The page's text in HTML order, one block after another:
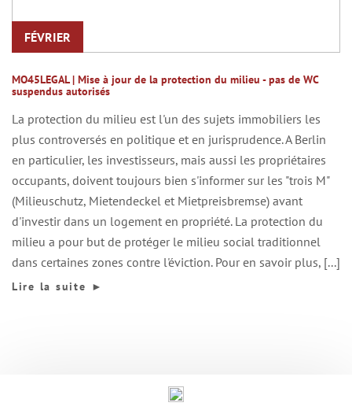
FÉVRIER
MO45LEGAL | Mise à jour de la protection du milieu - pas de WC
suspendus autorisés
La protection du milieu est l'un des sujets immobiliers les
plus controversés en politique et en jurisprudence. A Berlin
en particulier, les investisseurs, mais aussi les propriétaires
occupants, doivent toujours bien s'informer sur les "trois M"
(Milieuschutz, Mietendeckel et Mietpreisbremse) avant
d'investir dans un logement en propriété. La protection du
milieu a pour but de protéger le milieu social traditionnel
dans certaines zones contre l'éviction. Pour en savoir plus, [...]
Lire la suite ►